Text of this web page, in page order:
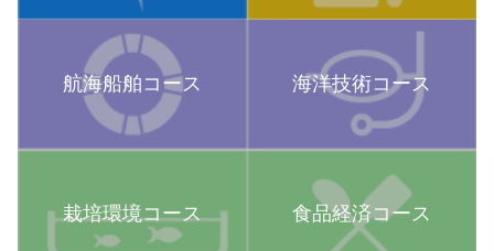
航海船舶コース 海洋技術コース
栽培環境コース 食品経済コース